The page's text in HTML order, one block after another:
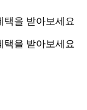
택을 받아보세요
택을 받아보세요